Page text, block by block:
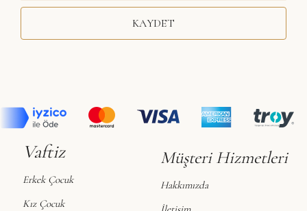
KAYDET
Vaftiz
Erkek Çocuk
Kız Çocuk
Müşteri Hizmetleri
Hakkımızda